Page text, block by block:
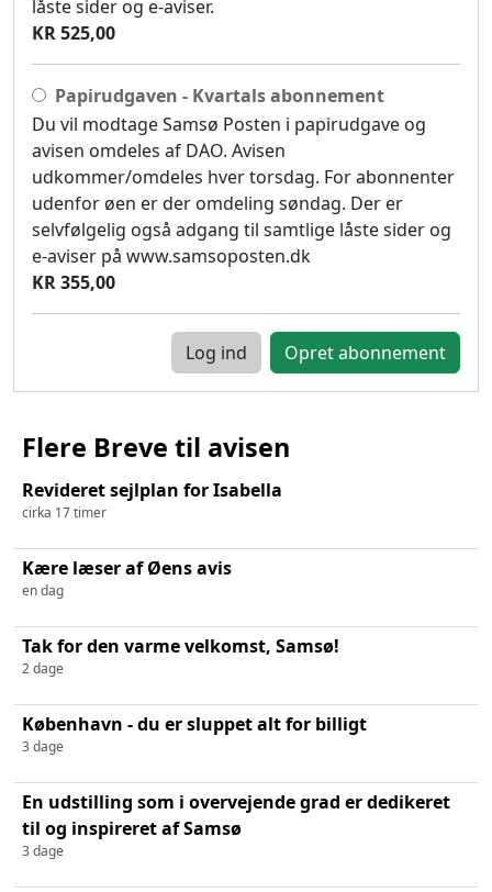
låste sider og e-aviser.
KR 525,00
Papirudgaven - Kvartals abonnement
Du vil modtage Samsø Posten i papirudgave og
avisen omdeles af DAO. Avisen
udkommer/omdeles hver torsdag. For abonnenter
udenfor øen er der omdeling søndag. Der er
selvfølgelig også adgang til samtlige låste sider og
e-aviser på www.samsoposten.dk
KR 355,00
Log ind
Flere Breve til avisen
Revideret sejlplan for Isabella
cirka 17 timer
Kære læser af Øens avis
en dag
Tak for den varme velkomst, Samsø!
2 dage
København - du er sluppet alt for billigt
3 dage
En udstilling som i overvejende grad er dedikeret
til og inspireret af Samsø
3 dage